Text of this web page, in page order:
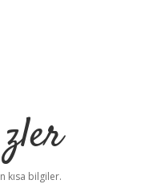
kısa bilgiler.